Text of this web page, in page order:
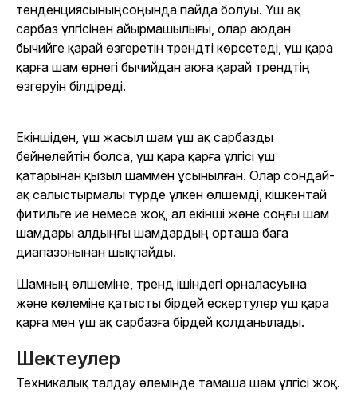
тенденциясыныңсоңында пайда болуы. Үш ақ
сарбаз үлгісінен айырмашылығы, олар аюдан
бычийге қарай өзгеретін трендті көрсетеді, үш қара
қарға шам өрнегі бычийдан аюға қарай трендтің
өзгеруін білдіреді.
Екіншіден, үш жасыл шам үш ақ сарбазды
бейнелейтін болса, үш қара қарға үлгісі үш
қатарынан қызыл шаммен ұсынылған. Олар сондай-
ақ салыстырмалы түрде үлкен өлшемді, кішкентай
фитильге ие немесе жоқ, ал екінші және соңғы шам
шамдары алдыңғы шамдардың орташа баға
диапазонынан шықпайды.
Шамның өлшеміне, тренд ішіндегі орналасуына
және көлеміне қатысты бірдей ескертулер үш қара
қарға мен үш ақ сарбазға бірдей қолданылады.
Шектеулер
Техникалық талдау әлемінде тамаша шам үлгісі жоқ.